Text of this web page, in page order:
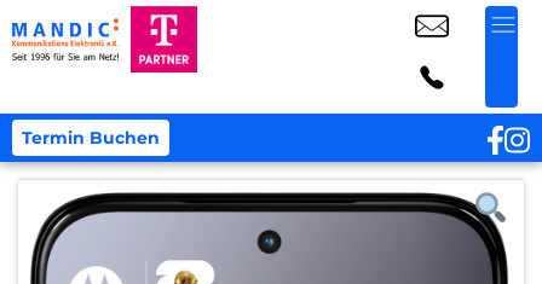
Termin Buchen